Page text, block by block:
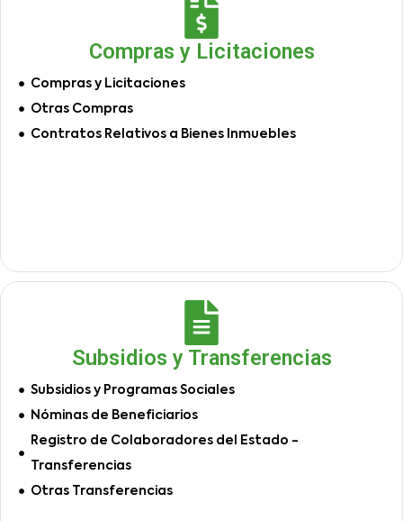
Compras y Licitaciones
Compras y Licitaciones
Otras Compras
Contratos Relativos a Bienes Inmuebles
Subsidios y Transferencias
Subsidios y Programas Sociales
Nóminas de Beneficiarios
Registro de Colaboradores del Estado -
Transferencias
Otras Transferencias